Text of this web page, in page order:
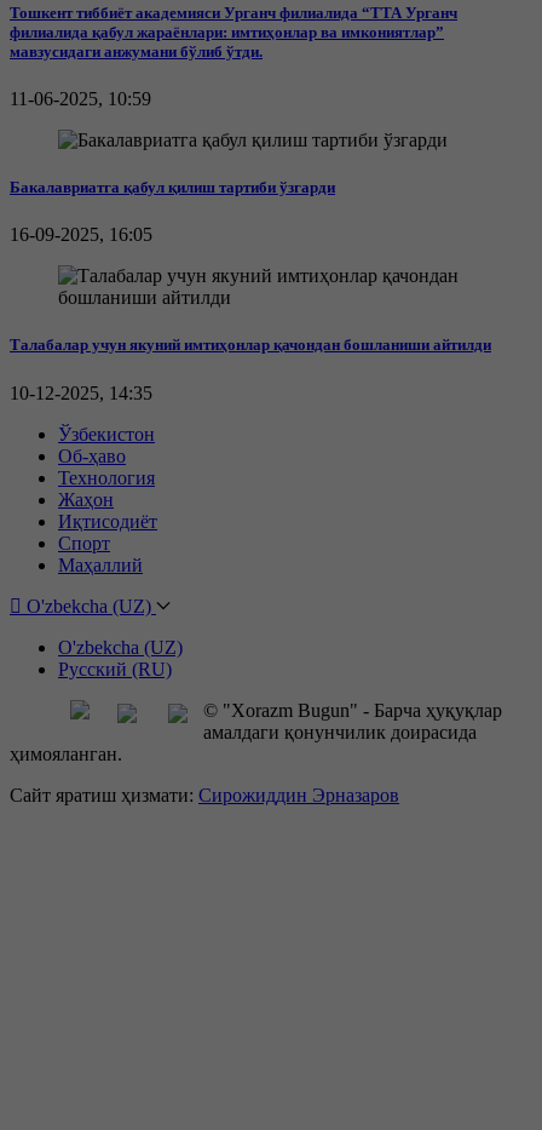
Тошкент тиббиёт академияси Урганч филиалида “ТТА Урганч
филиалида қабул жараёнлари: имтиҳонлар ва имкониятлар”
мавзусидаги анжумани бўлиб ўтди.
11-06-2025, 10:59
Бакалавриатга қабул қилиш тартиби ўзгарди
16-09-2025, 16:05
Талабалар учун якуний имтиҳонлар қачондан бошланиши айтилди
10-12-2025, 14:35
Ўзбекистон
Об-ҳаво
Технология
Жаҳон
Иқтисодиёт
Спорт
Маҳаллий
O'zbekcha (UZ)
O'zbekcha (UZ)
Русский (RU)
© "Xorazm Bugun" - Барча ҳуқуқлар
амалдаги қонунчилик доирасида
ҳимояланган.
Сайт яратиш ҳизмати: Сирожиддин Эрназаров